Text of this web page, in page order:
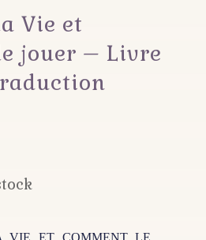
Vie et
jouer – Livre
VIE ET COMMENT LE